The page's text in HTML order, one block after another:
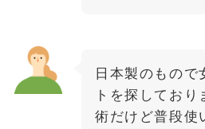
日本製のもので
トを探しており
術だけど普段使